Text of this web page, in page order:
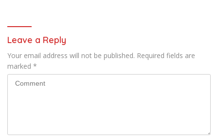
Leave a Reply
Your email address will not be published. Required fields are
marked *